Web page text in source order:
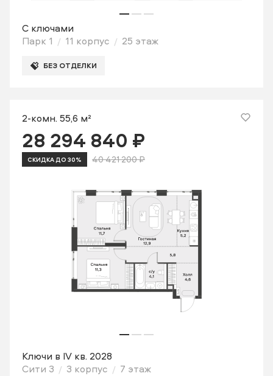
С ключами
Парк 1
11 корпус 25 этаж
БЕЗ ОТДЕЛКИ
2-комн. 55,6 м²
28 294 840 ₽
СКИДКА ДО 30% 40 421 200 ₽
Ключи в IV кв. 2028
Сити 3
3 корпус 7 этаж